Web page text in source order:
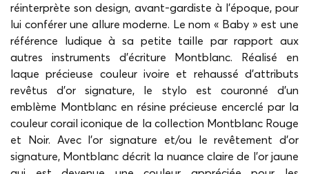
réinterprète son design, avant-gardiste à l’époque, pour
lui conférer une allure moderne. Le nom « Baby » est une
référence ludique à sa petite taille par rapport aux
autres instruments d’écriture Montblanc. Réalisé en
laque précieuse couleur ivoire et rehaussé d’attributs
revêtus d’or signature, le stylo est couronné d’un
emblème Montblanc en résine précieuse encerclé par la
couleur corail iconique de la collection Montblanc Rouge
et Noir. Avec l’or signature et/ou le revêtement d’or
signature, Montblanc décrit la nuance claire de l’or jaune